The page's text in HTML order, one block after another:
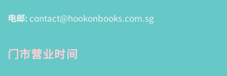
电邮: contact@hookonbooks.com.sg
门市营业时间